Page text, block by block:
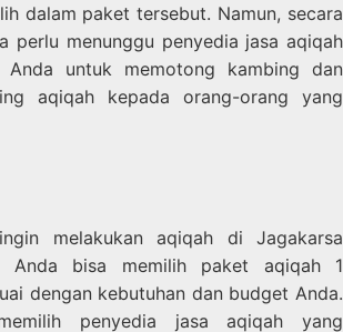
dalam paket tersebut. Namun, secara
perlu menunggu penyedia jasa aqiqah
untuk memotong kambing dan
aqiqah kepada orang-orang yang
melakukan aqiqah di Jagakarsa
Anda bisa memilih paket aqiqah 1
dengan kebutuhan dan budget Anda.
penyedia jasa aqiqah yang